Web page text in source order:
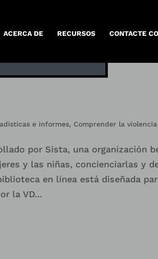
ACERCA DE RECURSOS CONTACTE
e informes, Comprender la
por Sista, una organización
y las niñas, concienciarlas y
en línea está diseñada
la VD...